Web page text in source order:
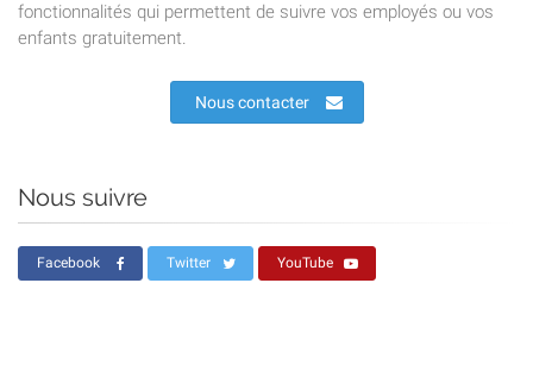
fonctionnalités qui permettent de suivre vos employés ou vos
enfants gratuitement.
Nous contacter
Nous suivre
Facebook Twitter YouTube